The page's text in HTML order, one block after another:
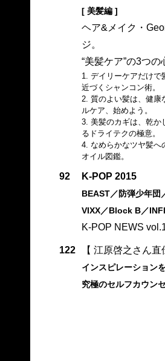
[ 美髪編 ]
ヘア&メイク・
ジ。
“美髪ケア”の3つの
1. デイリーケアだけで
近づくシャンコン術。
2. 質のよい髪は、健康
ルケア、始めよう。
3. 美髪のカギは、乾か
るドライテクの極意。
4. なめらかなツヤ髪へ
オイル図鑑。
92 K-POP 2015
BEAST／防弾少年団
VIXX／Block B／
K-POP NEWS
122 【 江原啓之さん直
インスピレーション
究極のセルフカウン